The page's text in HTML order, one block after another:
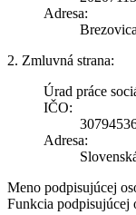
Adresa:
2. Zmluvná strana:
Úrad práce
IČO:
Adresa:
Meno podpisujúcej
Funkcia podpisujúcej